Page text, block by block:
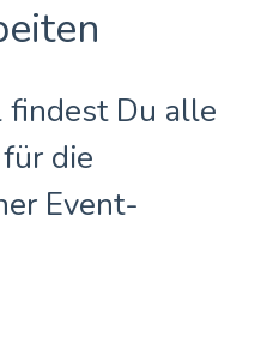
findest Du alle
die
Event-